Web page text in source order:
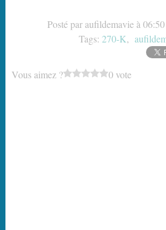
Posté par aufildemavie à
Tags: 270-K,
Vous aimez ? 0 vote